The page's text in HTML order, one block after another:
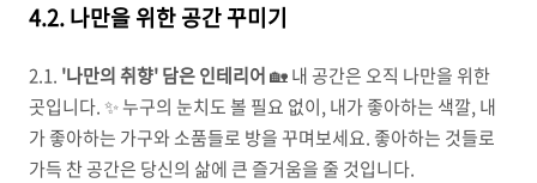
4.2. 나만을 위한 공간 꾸미기
2.1. '나만의 취향' 담은 인테리어🏡 내 공간은 오직 나만을 위한
곳입니다. ✨ 누구의 눈치도 볼 필요 없이, 내가 좋아하는 색깔, 내
가 좋아하는 가구와 소품들로 방을 꾸며보세요. 좋아하는 것들로
가득 찬 공간은 당신의 삶에 큰 즐거움을 줄 것입니다.